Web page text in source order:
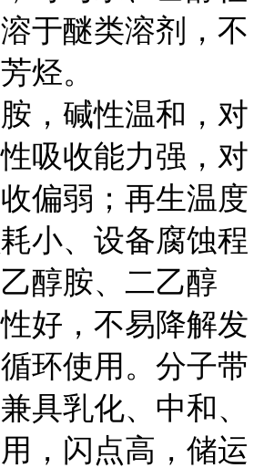
于醚类溶剂，不
烃。
，碱性温和，对
吸收能力强，对
偏弱；再生温度
小、设备腐蚀程
醇胺、二乙醇
好，不易降解发
环使用。分子带
具乳化、中和、
，闪点高，储运